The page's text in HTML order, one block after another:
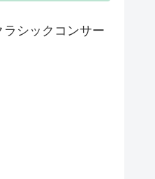
シックコンサー